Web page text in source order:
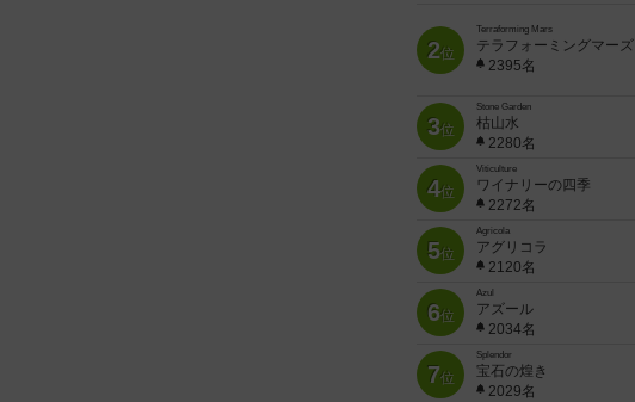
2位
Terraforming Mars
テラフォーミングマーズ
2395名
3位
Stone Garden
枯山水
2280名
4位
Viticulture
ワイナリーの四季
2272名
5位
Agricola
アグリコラ
2120名
6位
Azul
アズール
2034名
7位
Splendor
宝石の煌き
2029名